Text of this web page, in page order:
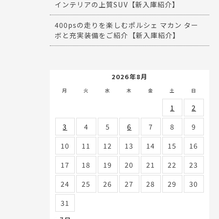
インテリアの上質SUV【新入庫紹介】
400psの走りを楽しむポルシェ マカン ター
ボと充実装備をご紹介【新入庫紹介】
2026年8月
月 火 水 木 金 土 日
1
2
3
4 5 6 7 8
9
10
11 12 13 14 15
16
17
18 19 20 21 22
23
24
25 26 27 28 29
30
31